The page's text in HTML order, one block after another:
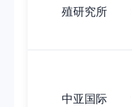
殖研究所
中亚国际